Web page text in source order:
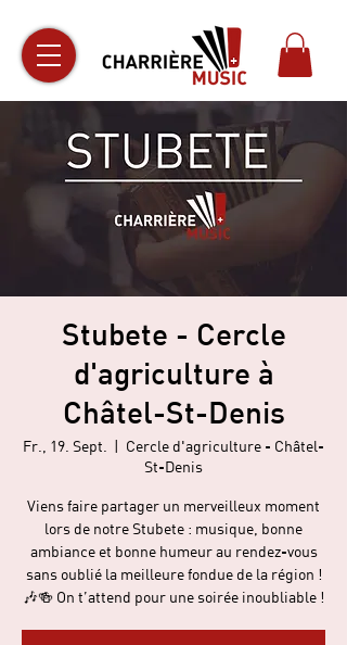
Stubete - Cercle
d'agriculture à
Châtel-St-Denis
Fr., 19. Sept.
  |
Cercle d'agriculture - Châtel-
St-Denis
Viens faire partager un merveilleux moment
lors de notre Stubete : musique, bonne
ambiance et bonne humeur au rendez-vous
sans oublié la meilleure fondue de la région !
🎶🍻 On t’attend pour une soirée inoubliable !